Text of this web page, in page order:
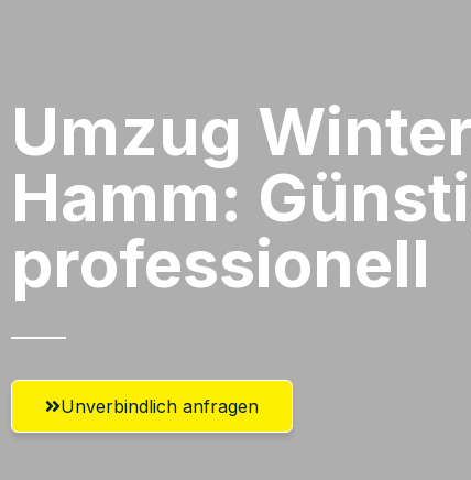
Umzug
Hamm:
professionell​
Unverbindlich anfragen